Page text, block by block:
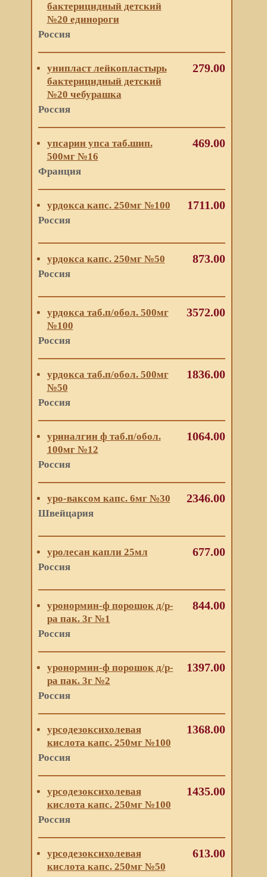
бактерицидный детский
№20 единороги
Россия
унипласт лейкопластырь
бактерицидный детский
№20 чебурашка
Россия
279.00
упсарин упса таб.шип.
500мг №16
Франция
469.00
урдокса капс. 250мг №100
Россия
1711.00
урдокса капс. 250мг №50
Россия
873.00
урдокса таб.п/обол. 500мг
№100
Россия
3572.00
урдокса таб.п/обол. 500мг
№50
Россия
1836.00
уриналгин ф таб.п/обол.
100мг №12
Россия
1064.00
уро-ваксом капс. 6мг №30
Швейцария
2346.00
уролесан капли 25мл
Россия
677.00
уронормин-ф порошок д/р-
ра пак. 3г №1
Россия
844.00
уронормин-ф порошок д/р-
ра пак. 3г №2
Россия
1397.00
урсодезоксихолевая
кислота капс. 250мг №100
Россия
1368.00
урсодезоксихолевая
кислота капс. 250мг №100
Россия
1435.00
урсодезоксихолевая
кислота капс. 250мг №50
613.00